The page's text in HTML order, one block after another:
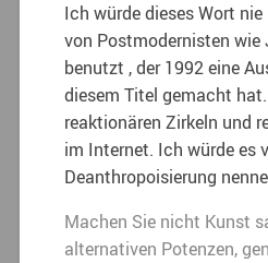
Ich würde dieses Wort
von Postmodernisten wie
benutzt , der 1992 eine
diesem Titel gemacht
reaktionären Zirkeln und
im Internet. Ich würde es
Deanthropoisierung
Machen Sie nicht Kunst
alternativen Potenzen,